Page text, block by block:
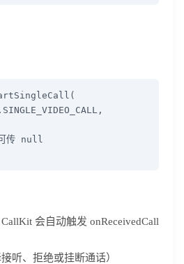
null
会自动触发 onReceivedCall
听、拒绝或挂断通话）
录即时通讯云